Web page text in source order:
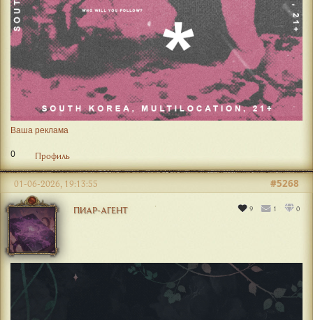
Ваша реклама
0 Профиль
ПИАР-АГЕНТ 9 1 0
#5268
01-06-2026, 19:13:55